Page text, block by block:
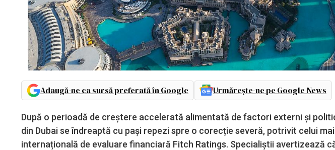
Adaugă-ne ca sursă preferată în Google Urmărește-ne pe Google News
După o perioadă de creștere accelerată alimentată de factori externi și
din Dubai se îndreaptă cu pași repezi spre o corecție severă, potrivit celui
internațională de evaluare financiară Fitch Ratings. Specialiștii avertizează